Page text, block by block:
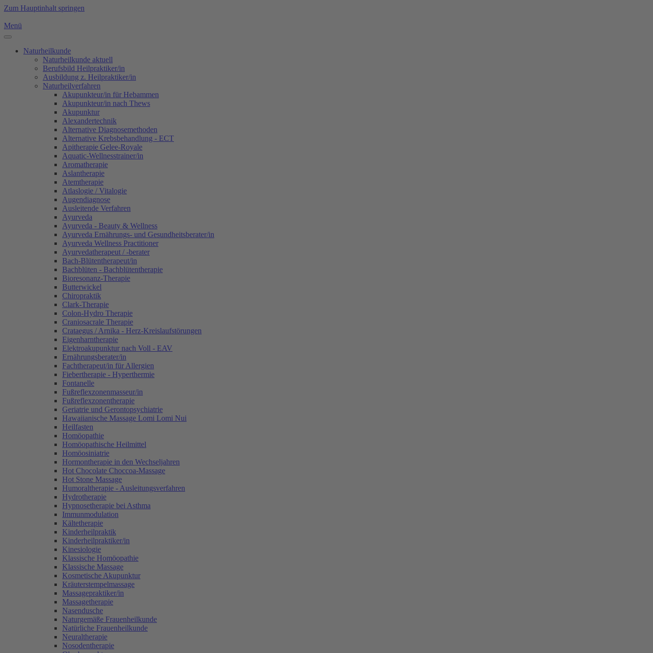
Zum Hauptinhalt springen
Menü
Naturheilkunde
Naturheilkunde aktuell
Berufsbild Heilpraktiker/in
Ausbildung z. Heilpraktiker/in
Naturheilverfahren
Akupunkteur/in für Hebammen
Akupunkteur/in nach Thews
Akupunktur
Alexandertechnik
Alternative Diagnosemethoden
Alternative Krebsbehandlung - ECT
Apitherapie Gelee-Royale
Aquatic-Wellnesstrainer/in
Aromatherapie
Aslantherapie
Atemtherapie
Atlaslogie / Vitalogie
Augendiagnose
Ausleitende Verfahren
Ayurveda
Ayurveda - Beauty & Wellness
Ayurveda Ernährungs- und Gesundheitsberater/in
Ayurveda Wellness Practitioner
Ayurvedatherapeut / -berater
Bach-Blütentherapeut/in
Bachblüten - Bachblütentherapie
Bioresonanz-Therapie
Butterwickel
Chiropraktik
Clark-Therapie
Colon-Hydro Therapie
Craniosacrale Therapie
Crataegus / Arnika - Herz-Kreislaufstörungen
Eigenharntherapie
Elektroakupunktur nach Voll - EAV
Ernährungsberater/in
Fachtherapeut/in für Allergien
Fiebertherapie - Hyperthermie
Fontanelle
Fußreflexzonenmasseur/in
Fußreflexzonentherapie
Geriatrie und Gerontopsychiatrie
Hawaiianische Massage Lomi Lomi Nui
Heilfasten
Homöopathie
Homöopathische Heilmittel
Homöosiniatrie
Hormontherapie in den Wechseljahren
Hot Chocolate Choccoa-Massage
Hot Stone Massage
Humoraltherapie - Ausleitungsverfahren
Hydrotherapie
Hypnosetherapie bei Asthma
Immunmodulation
Kältetherapie
Kinderheilpraktik
Kinderheilpraktiker/in
Kinesiologie
Klassische Homöopathie
Klassische Massage
Kosmetische Akupunktur
Kräuterstempelmassage
Massagepraktiker/in
Massagetherapie
Nasendusche
Naturgemäße Frauenheilkunde
Natürliche Frauenheilkunde
Neuraltherapie
Nosodentherapie